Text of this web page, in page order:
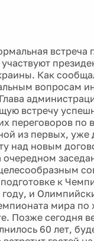
встреча
Как
вопросам
встречу
переговоров по
из первых, уже
над новым
к
и
мира по
Позже сегодня
60 лет,